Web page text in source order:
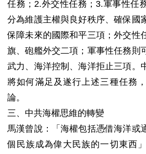
任務；2.外交性任務；3.軍事性任
分為維護主權與良好秩序、確保國
保障未來的國際和平三項；外交性
旗、砲艦外交二項；軍事性任務則
武力、海洋控制、海洋拒止三項。
將如何滿足及遂行上述三種任務
論。
三、中共海權思維的轉變
馬漢曾說：「海權包括憑借海洋或
個民族成為偉大民族的一切東西